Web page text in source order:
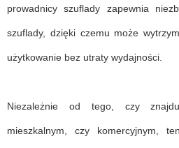
prowadnicy szuflady zapewnia
szuflady, dzięki czemu może
użytkowanie bez utraty wydajności.
Niezależnie od tego, czy
mieszkalnym, czy komercyjnym,